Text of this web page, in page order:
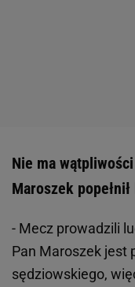
Nie ma
Maroszek popełnił
- Mecz prowadzili
Pan Maroszek jest
sędziowskiego,